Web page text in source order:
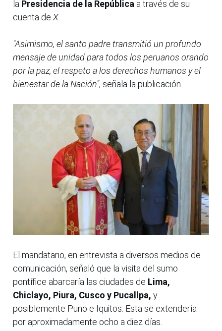
la Presidencia de la República a través de su
cuenta de X
"Asimismo, el santo padre transmitió un profundo
mensaje de unidad para todos los peruanos orando
por la paz, el respeto a los derechos humanos y el
bienestar de la Nación", señala la publicación.
El mandatario, en entrevista a diversos medios de
comunicación, señaló que la visita del sumo
pontífice abarcaría las ciudades de Lima,
Chiclayo, Piura, Cusco y Pucallpa, y
posiblemente Puno e Iquitos. Esta se extendería
por aproximadamente ocho a diez días.